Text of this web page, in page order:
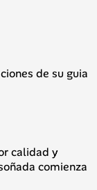
de su guia
calidad y
comienza